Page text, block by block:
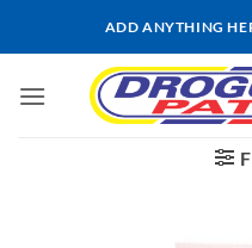
ADD ANYTHING